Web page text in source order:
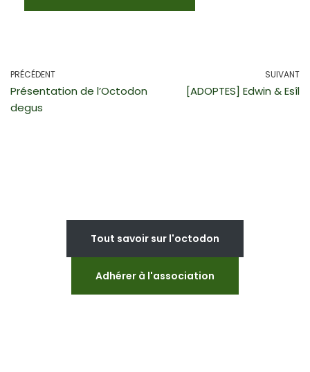
PRÉCÉDENT
Présentation de l’Octodon
degus
SUIVANT
[ADOPTES] Edwin & Esîl
Tout savoir sur l'octodon
Adhérer à l'association